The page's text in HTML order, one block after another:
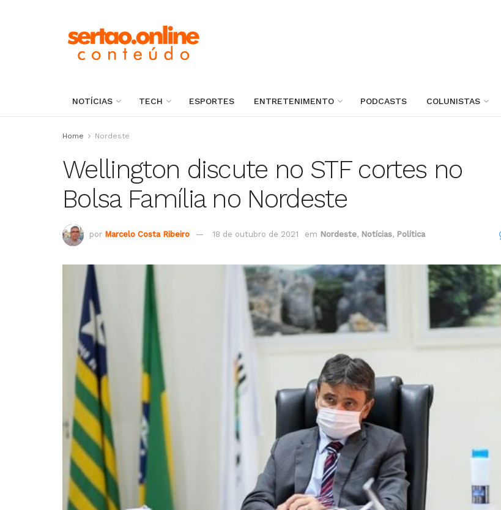
NOTÍCIAS TECH ESPORTES ENTRETENIMENTO PODCASTS COLUNISTAS
Home Nordeste
Wellington discute no STF cortes no
Bolsa Família no Nordeste
por Marcelo Costa Ribeiro 18 de outubro de 2021 em Nordeste, Notícias, Política